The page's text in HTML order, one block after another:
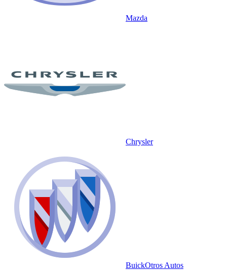
Mazda
Chrysler
BuickOtros Autos